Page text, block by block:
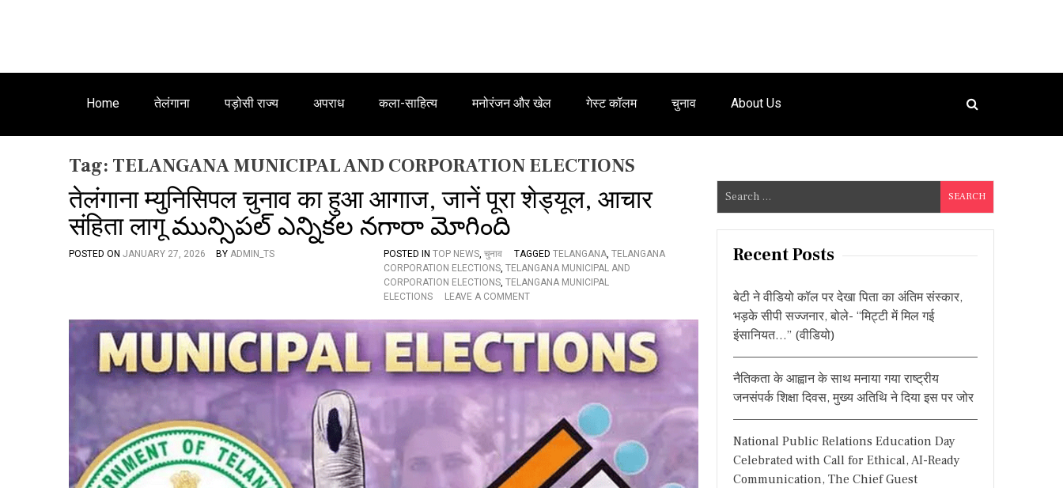
Home तेलंगाना पड़ोसी राज्य अपराध कला-साहित्य मनोरंजन और खेल गेस्ट कॉलम चुनाव About Us
Tag: TELANGANA MUNICIPAL AND CORPORATION ELECTIONS
तेलंगाना म्युनिसिपल चुनाव का हुआ आगाज, जानें पूरा शेड्यूल, आचार
संहिता लागू మున్సిపల్ ఎన్నికల నగారా మోగింది
POSTED ON JANUARY 27, 2026 BY ADMIN_TS POSTED IN TOP NEWS, चुनाव TAGGED TELANGANA, TELANGANA
CORPORATION ELECTIONS, TELANGANA MUNICIPAL AND
CORPORATION ELECTIONS, TELANGANA MUNICIPAL
ELECTIONS
LEAVE A COMMENTO
ते
लं
ल
चु
e
a
Recent Posts
बेटी ने वीडियो कॉल पर देखा पिता का अंतिम संस्कार,
भड़के सीपी सज्जनार, बोले- “मिट्टी में मिल गई
इंसानियत…” (वीडियो)
नैतिकता के आह्वान के साथ मनाया गया राष्ट्रीय
जनसंपर्क शिक्षा दिवस, मुख्य अतिथि ने दिया इस पर जोर
National Public Relations Education Day
Celebrated with Call for Ethical, AI-Ready
Communication, The Chief Guest